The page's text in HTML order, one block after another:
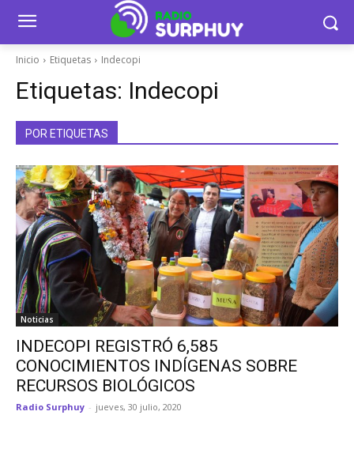
Inicio Etiquetas Indecopi
Etiquetas: Indecopi
POR ETIQUETAS
Noticias
INDECOPI REGISTRÓ 6,585
CONOCIMIENTOS INDÍGENAS SOBRE
RECURSOS BIOLÓGICOS
Radio Surphuy - jueves, 30 julio, 2020